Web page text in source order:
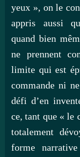
yeux », on le
appris aussi
quand bien
ne prennent
limite qui est
commande ni
défi d’en
ce, tant que « le
totalement
forme